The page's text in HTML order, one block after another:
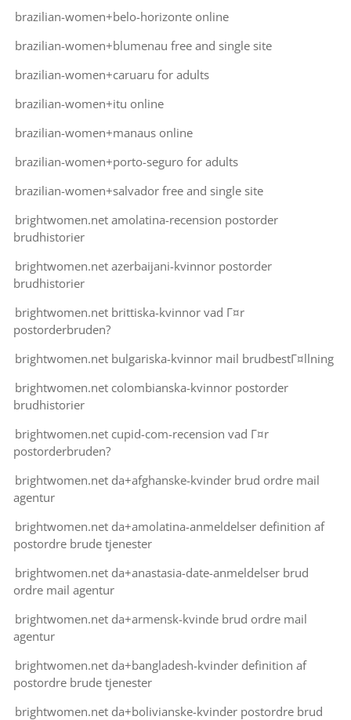
brazilian-women+belo-horizonte online
brazilian-women+blumenau free and single site
brazilian-women+caruaru for adults
brazilian-women+itu online
brazilian-women+manaus online
brazilian-women+porto-seguro for adults
brazilian-women+salvador free and single site
brightwomen.net amolatina-recension postorder
brudhistorier
brightwomen.net azerbaijani-kvinnor postorder
brudhistorier
brightwomen.net brittiska-kvinnor vad Г¤r
postorderbruden?
brightwomen.net bulgariska-kvinnor mail brudbestГ¤llning
brightwomen.net colombianska-kvinnor postorder
brudhistorier
brightwomen.net cupid-com-recension vad Г¤r
postorderbruden?
brightwomen.net da+afghanske-kvinder brud ordre mail
agentur
brightwomen.net da+amolatina-anmeldelser definition af
postordre brude tjenester
brightwomen.net da+anastasia-date-anmeldelser brud
ordre mail agentur
brightwomen.net da+armensk-kvinde brud ordre mail
agentur
brightwomen.net da+bangladesh-kvinder definition af
postordre brude tjenester
brightwomen.net da+bolivianske-kvinder postordre brud